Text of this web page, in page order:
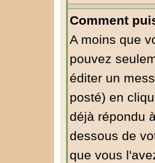
Comment
A moins que
pouvez
éditer un
posté) en
déjà répondu
dessous de
que vous